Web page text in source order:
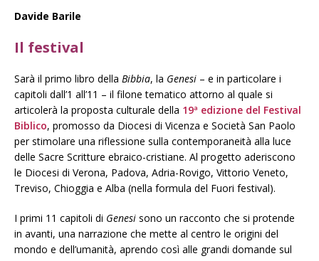
Davide Barile
Il festival
Sarà il primo libro della Bibbia, la Genesi – e in particolare i
capitoli dall’1 all’11 – il filone tematico attorno al quale si
articolerà la proposta culturale della 19ª edizione del Festival
Biblico, promosso da Diocesi di Vicenza e Società San Paolo
per stimolare una riflessione sulla contemporaneità alla luce
delle Sacre Scritture ebraico-cristiane. Al progetto aderiscono
le Diocesi di Verona, Padova, Adria-Rovigo, Vittorio Veneto,
Treviso, Chioggia e Alba (nella formula del Fuori festival).
I primi 11 capitoli di Genesi sono un racconto che si protende
in avanti, una narrazione che mette al centro le origini del
mondo e dell’umanità, aprendo così alle grandi domande sul